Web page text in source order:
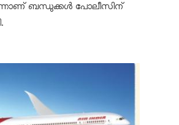
ബന്ധുക്കൾ പോലീസിന്